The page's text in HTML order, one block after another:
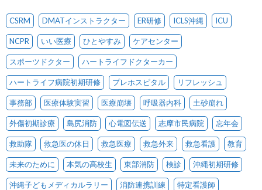
CSRM DMATインストラクター ER研修 ICLS沖縄 ICU
NCPR いい医療 ひとやすみ ケアセンター
スポーツドクター ハートライフドクターカー
ハートライフ病院初期研修 プレホスピタル リフレッシュ
事務部 医療体験実習 医療崩壊 呼吸器内科 土砂崩れ
外傷初期診療 島尻消防 心電図伝送 志摩市民病院 忘年会
救助隊 救急医の休日 救急医療 救急外来 救急看護 教育
未来のために 本気の高校生 東部消防 検診 沖縄初期研修
沖縄子どもメディカルラリー 消防連携訓練 特定看護師